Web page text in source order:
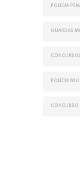
Polícia
Guardas
Polícia
Concurso